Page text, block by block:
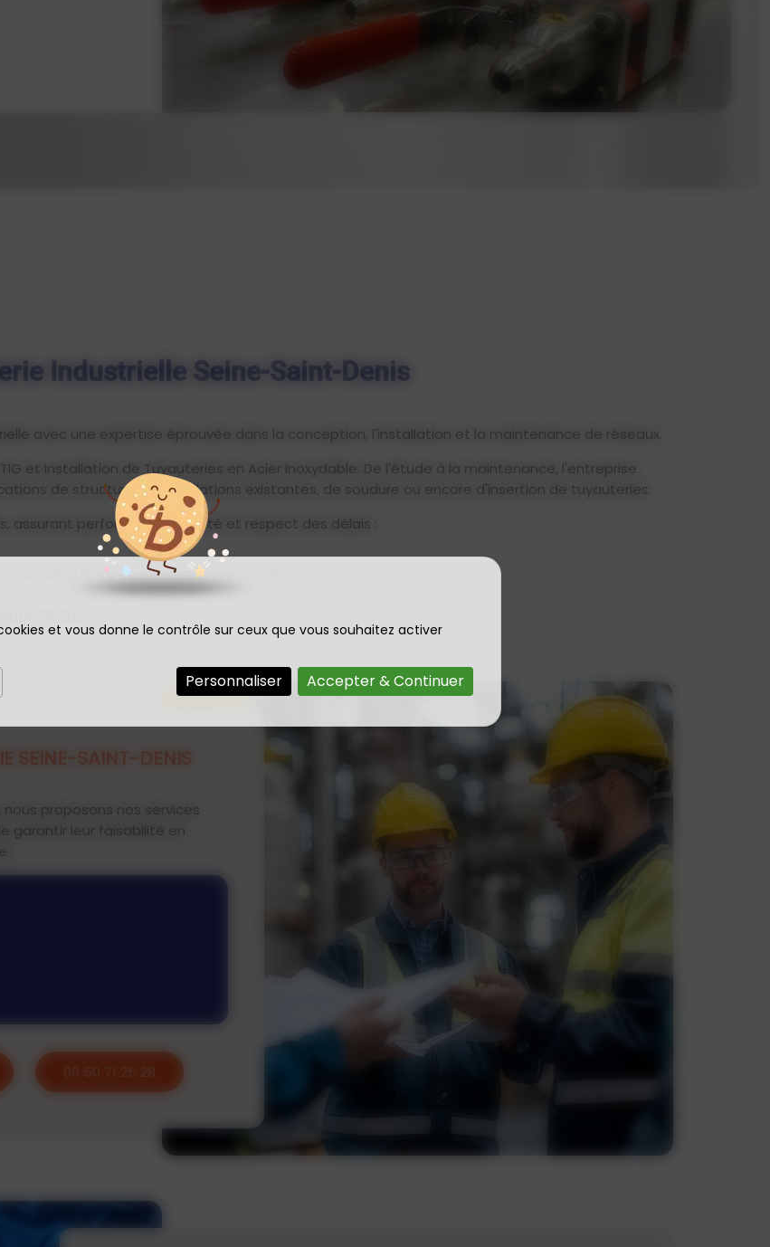
et vous donne le contrôle sur ceux que vous souhaitez activer
Accepter & Continuer
Personnaliser
Industrielle Seine-Saint-Denis
avec une expertise éprouvée dans la conception, l'installation et la maintenance de réseaux.
et Installation de Tuyauteries en Acier Inoxydable. De l'étude à la maintenance, l'entreprise
de structures, d'installations existantes, de soudure ou encore d'insertion de tuyauteries.
assurant performance, fiabilité et respect des délais :
FAISABILITÉ EN TUYAUTERIE INDUSTRIELLE
SEINE-SAINT-DENIS
proposons nos services
garantir leur faisabilité en